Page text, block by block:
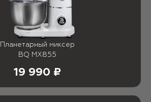
Планетарный миксер
BQ MX855
19 990 ₽